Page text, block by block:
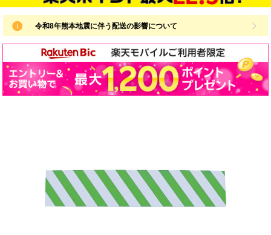
令和8年熊本地震に伴う配送の影響について